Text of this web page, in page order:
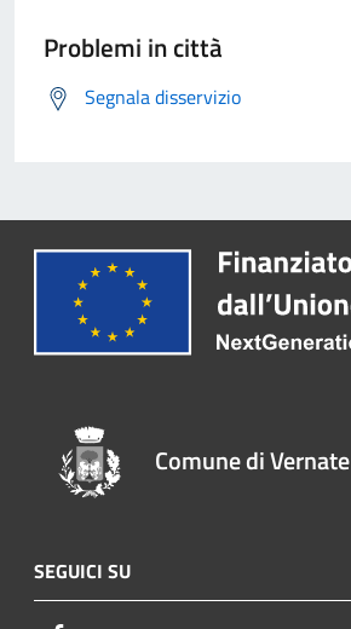
Problemi in città
Segnala disservizio
Comune di Vernate
SEGUICI SU